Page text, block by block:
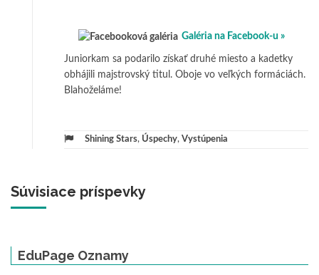
Galéria na Facebook-u »
Juniorkam sa podarilo získať druhé miesto a kadetky
obhájili majstrovský titul. Oboje vo veľkých formáciách.
Blahoželáme!
Shining Stars, Úspechy, Vystúpenia
Súvisiace príspevky
EduPage Oznamy